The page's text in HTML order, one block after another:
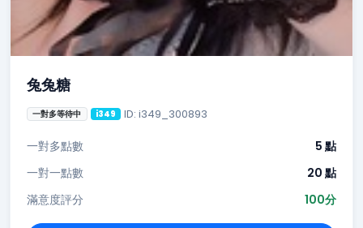
兔兔糖
一對多等待中 i349 ID: i349_300893
一對多點數
5 點
一對一點數
20 點
滿意度評分
100分